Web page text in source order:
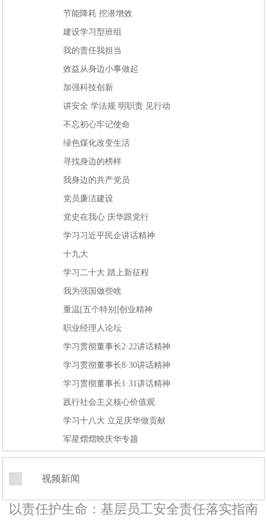
节能降耗 挖潜增效
建设学习型班组
我的责任我担当
效益从身边小事做起
加强科技创新
讲安全 学法规 明职责 见行动
不忘初心牢记使命
绿色煤化改变生活
寻找身边的榜样
我身边的共产党员
党员廉洁建设
党史在我心 庆华跟党行
学习习近平民企讲话精神
十九大
学习二十大 踏上新征程
我为强国做些啥
重温[五个特别]创业精神
职业经理人论坛
学习贯彻董事长2·22讲话精神
学习贯彻董事长8·30讲话精神
学习贯彻董事长1·31讲话精神
践行社会主义核心价值观
学习十八大 立足庆华做贡献
军星熠熠映庆华专题
视频新闻
以责任护生命：基层员工安全责任落实指南